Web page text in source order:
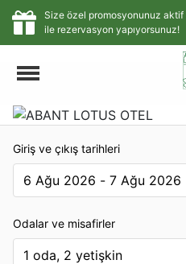
Size özel promosyonunuz
ile rezervasyon yapıyorsunuz!
Giriş ve çıkış tarihleri
6 Ağu 2026 - 7 Ağu 2026
Odalar ve misafirler
1 oda, 2 yetişkin